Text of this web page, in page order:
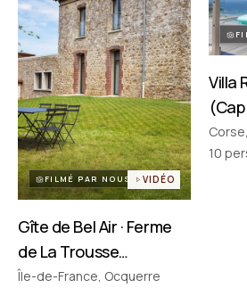
Offre agences immobilières
JOURNAL
Lieux, idées et art de vivre
OUTILS GRATUITS
Simulateurs & scrapers — aucun compte
PARTENAIRES
Réseau choisi un par un
FILMÉ PAR NOUS VIDÉO
Gîte de Bel Air · Ferme
de La Trousse
(Ocquerre)
Île-de-France, Ocquerre
Villa
10